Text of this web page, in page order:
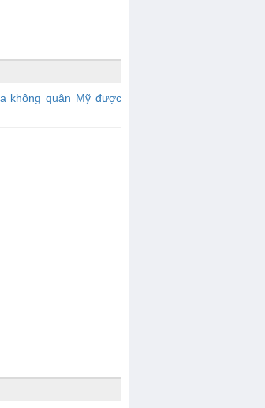
không quân Mỹ được